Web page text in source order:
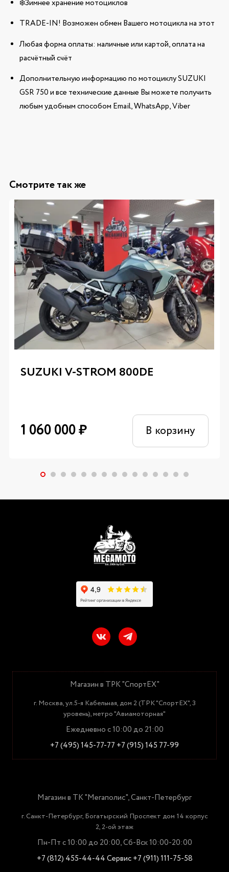
❄️Зимнее хранение мотоциклов
TRADE-IN! Возможен обмен Вашего мотоцикла на этот
Любая форма оплаты: наличные или картой, оплата на
расчётный счёт
Дополнительную информацию по мотоциклу SUZUKI
GSR 750 и все технические данные Вы можете получить
любым удобным способом Email, WhatsApp, Viber
Смотрите так же
SUZUKI V-STROM 800DE
1 060 000₽ В корзину
Магазин в ТРК "СпортЕХ"
г. Москва, ул.5-я Кабельная, дом 2 (ТРК "СпортЕХ", 3
уровень), метро "Авиамоторная"
Ежедневно с 10:00 до 21:00
+7 (495) 145-77-77 +7 (915) 145 77-99
Магазин в ТК "Мегаполис", Санкт-Петербург
г. Санкт-Петербург, Богатырский Проспект дом 14 корпус
2, 2-ой этаж
Пн-Пт с 10:00 до 20:00, Сб-Вск 10:00-20:00
+7 (812) 455-44-44Сервис +7 (911) 111-75-58